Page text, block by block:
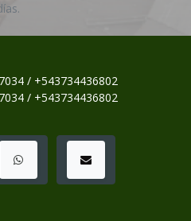
/ +543734436802
/ +543734436802